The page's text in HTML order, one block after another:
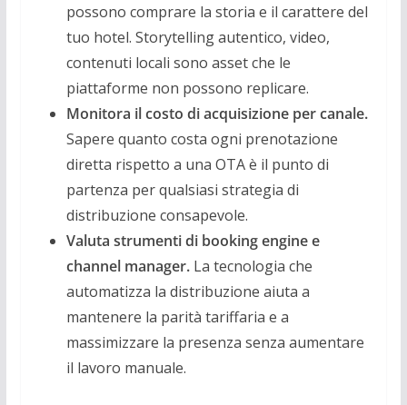
possono comprare la storia e il carattere del
tuo hotel. Storytelling autentico, video,
contenuti locali sono asset che le
piattaforme non possono replicare.
Monitora il costo di acquisizione per canale.
Sapere quanto costa ogni prenotazione
diretta rispetto a una OTA è il punto di
partenza per qualsiasi strategia di
distribuzione consapevole.
Valuta strumenti di booking engine e
channel manager.La tecnologia che
automatizza la distribuzione aiuta a
mantenere la parità tariffaria e a
massimizzare la presenza senza aumentare
il lavoro manuale.